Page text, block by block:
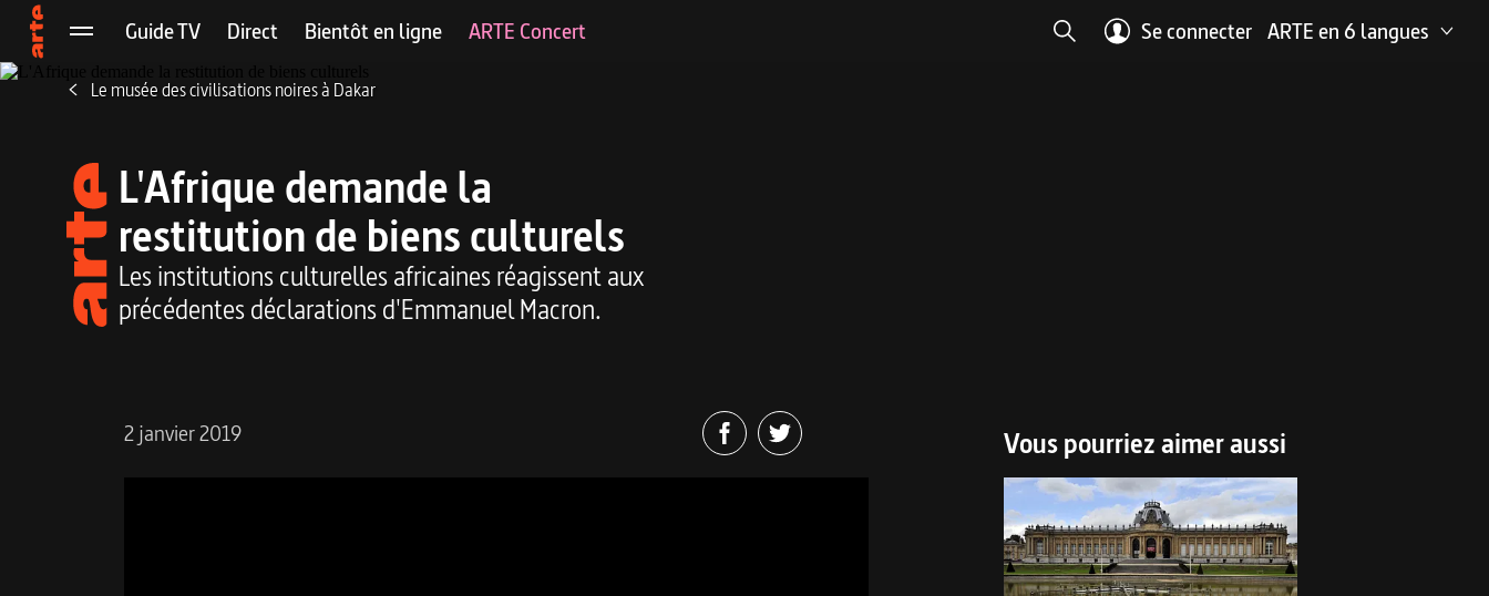
Passer au contenu principal Passer à la recherche
Arte, accueil
Menu Guide TV Direct Bientôt en ligne ARTE Concert Se connecter
Se connecter ARTE en 6 langues
Le musée des civilisations noires à Dakar
L'Afrique demande la
restitution de biens culturels
Les institutions culturelles africaines réagissent aux
précédentes déclarations d'Emmanuel Macron.
2 janvier 2019 FacebookTwitter Vous pourriez aimer aussi
Belgique : révolution au musée africain 3 min
Belgique : révolution au musée africain